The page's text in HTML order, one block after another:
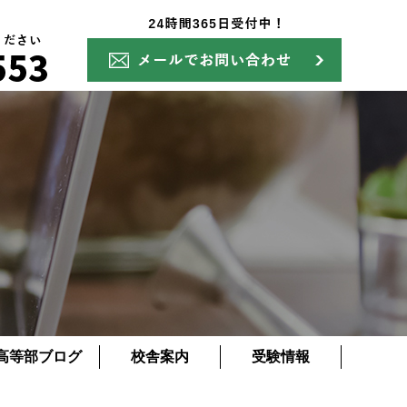
等部ブログ 校舎案内 受験情報